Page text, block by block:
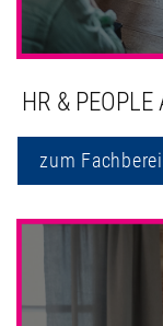
HR & PEOPLE
zum